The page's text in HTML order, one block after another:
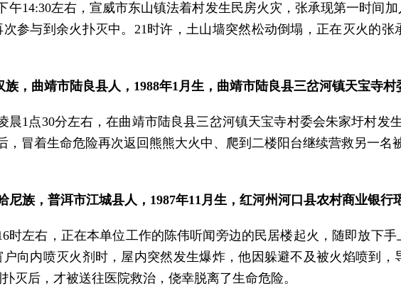
午14:30左右，宣威市东山镇法着村发生民房火灾，张承现第一时间
参与到余火扑灭中。21时许，土山墙突然松动倒塌，正在灭火的
族，曲靖市陆良县人，1988年1月生，曲靖市陆良县三岔河镇天宝寺村
晨1点30分左右，在曲靖市陆良县三岔河镇天宝寺村委会朱家圩村发
，冒着生命危险再次返回熊熊大火中、爬到二楼阳台继续营救另一
尼族，普洱市江城县人，1987年11月生，红河州河口县农村商业银行
时左右，正在本单位工作的陈伟听闻旁边的民居楼起火，随即放下
向内喷灭火剂时，屋内突然发生爆炸，他因躲避不及被火焰喷到
灭后，才被送往医院救治，侥幸脱离了生命危险。